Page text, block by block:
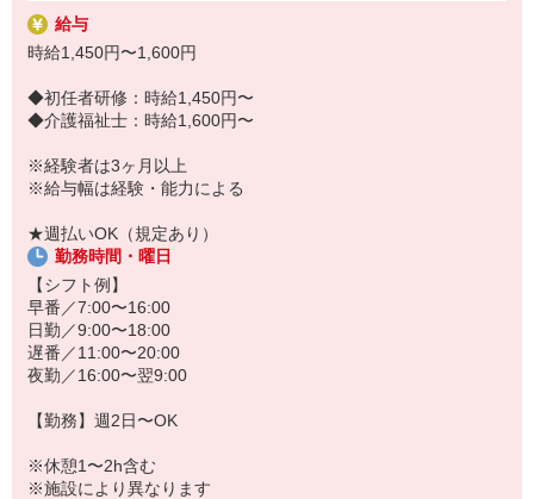
・見守り
※施設により異なります
20代・30代・40代・50代・60代、
若手からミドル、中高年（エルダー）、シニア世代まで幅広く活躍
「こんな時だからこそ、しっかり稼いでおきたい！」
「しっかり稼げるアルバイトを探してる。」
そんな方もぜひ！お気軽にご連絡ください♪
給与
時給1,450円〜1,600円
◆初任者研修：時給1,450円〜
◆介護福祉士：時給1,600円〜
※経験者は3ヶ月以上
※給与幅は経験・能力による
★週払いOK（規定あり）
勤務時間・曜日
【シフト例】
早番／7:00〜16:00
日勤／9:00〜18:00
遅番／11:00〜20:00
夜勤／16:00〜翌9:00
【勤務】週2日〜OK
※休憩1〜2h含む
※施設により異なります